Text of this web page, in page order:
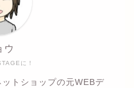
に！
ウ
トショップの元WEBデ